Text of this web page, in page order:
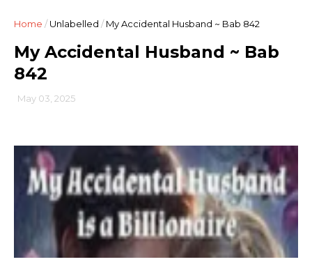
Home /Unlabelled / My Accidental Husband ~ Bab 842
My Accidental Husband ~ Bab
842
May 03, 2025